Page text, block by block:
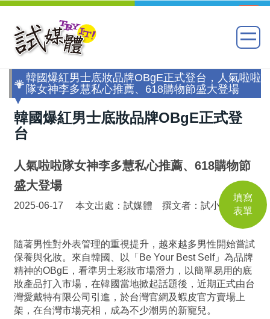
韓國爆紅男士底妝品牌OBgE正式登台，人氣啦啦
隊女神李多慧私心推薦、618購物節盛大登場
韓國爆紅男士底妝品牌OBgE正式登
台
人氣啦啦隊女神李多慧私心推薦、618購物節
盛大登場
2025-06-17 本文出處：試媒體 撰文者：試小編
隨著男性對外表管理的重視提升，越來越多男性開始嘗試
保養與化妝。來自韓國、以「Be Your Best Self」為品牌
精神的OBgE，看準男士彩妝市場潛力，以簡單易用的底
妝產品打入市場，在韓國當地掀起話題後，近期正式由台
灣愛戴特有限公司引進，於台灣官網及蝦皮官方賣場上
架，在台灣市場亮相，成為不少潮男的新寵兒。
填寫
表單